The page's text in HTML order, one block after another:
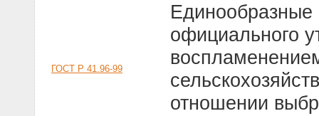
ГОСТ Р 41.96-99
официального
отношении